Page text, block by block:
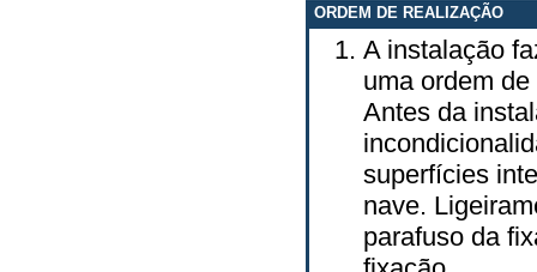
ORDEM DE REALIZAÇÃO
A instalação
uma ordem
Antes da
superfícies
nave.
parafuso da